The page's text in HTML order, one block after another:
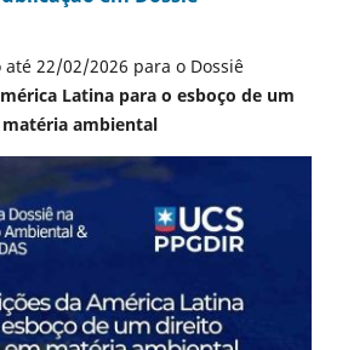
22/02/2026 para o Dossiê
Latina para o esboço de um
ambiental